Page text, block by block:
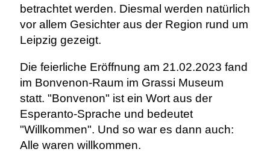
betrachtet werden. Diesmal werden natürlich
vor allem Gesichter aus der Region rund um
Leipzig gezeigt.
Die feierliche Eröffnung am 21.02.2023 fand
im Bonvenon-Raum im Grassi Museum
statt. "Bonvenon" ist ein Wort aus der
Esperanto-Sprache und bedeutet
"Willkommen". Und so war es dann auch:
Alle waren willkommen.